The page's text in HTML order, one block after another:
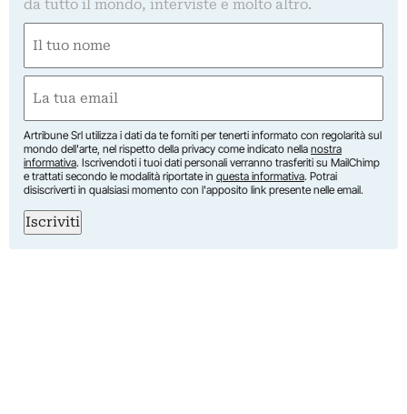
da tutto il mondo, interviste e molto altro.
(Obbligatorio)
Nome
(Obbligatorio)
Artribune Srl utilizza i dati da te forniti per tenerti informato con regolarità sul
mondo dell'arte, nel rispetto della privacy come indicato nella nostra
informativa. Iscrivendoti i tuoi dati personali verranno trasferiti su MailChimp
e trattati secondo le modalità riportate in questa informativa. Potrai
disiscriverti in qualsiasi momento con l'apposito link presente nelle email.
Iscriviti